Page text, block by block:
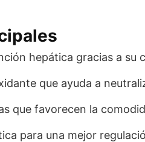
hepática gracias a su
que ayuda a
que favorecen la
para una mejor